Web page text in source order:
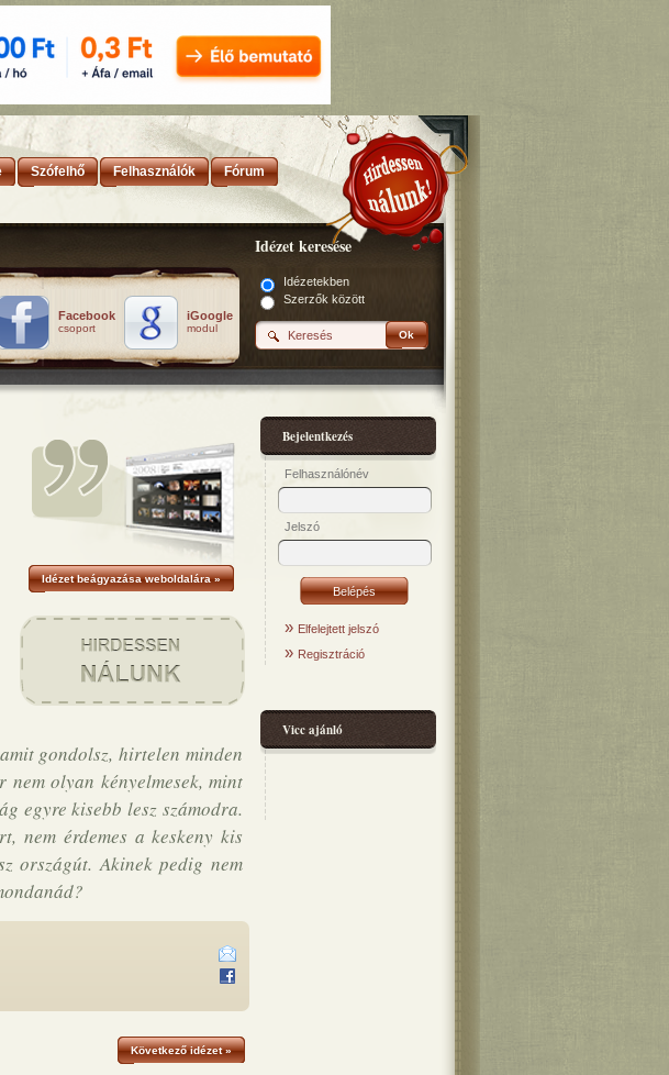
Szófelhő Felhasználók Fórum
Facebook
csoport
iGoogle
modul
Idézet keresése
Idézetekben
Szerzők között
Ok
Idézet beágyazása weboldalára »
gondolsz, hirtelen minden
olyan kényelmesek, mint
egyre kisebb lesz számodra.
nem érdemes a keskeny kis
országút. Akinek pedig nem
Következő idézet »
Bejelentkezés
Felhasználónév
Jelszó
» Elfelejtett jelszó
» Regisztráció
Vicc ajánló